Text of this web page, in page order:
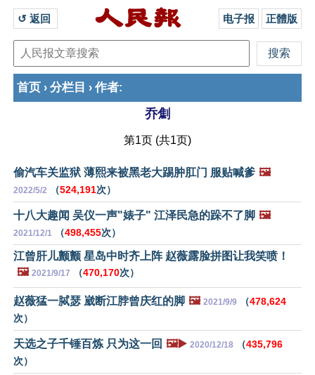
↺ 返回 电子报 正體版
首页 › 分栏目 › 作者:
乔劁
第1页 (共1页)
偷汽车关监狱 薄熙来被黑老大踢肿肛门 服贴喊爹 🖼️
2022/5/2 （524,191次）
十八大趣闻 吴仪一声"婊子" 江泽民急的跺不了脚 🖼️
2021/12/1 （498,455次）
江曾肝儿颤颤 星岛中时齐上阵 赵薇露脸拼图让我笑喷！
🖼️ 2021/9/17 （470,170次）
赵薇猛一脦瑟 崴断江脖曾庆红的脚 🖼️ 2021/9/9 （478,624
次）
天选之子千锤百炼 只为这一回 🖼️▶️ 2020/12/18 （435,796
次）